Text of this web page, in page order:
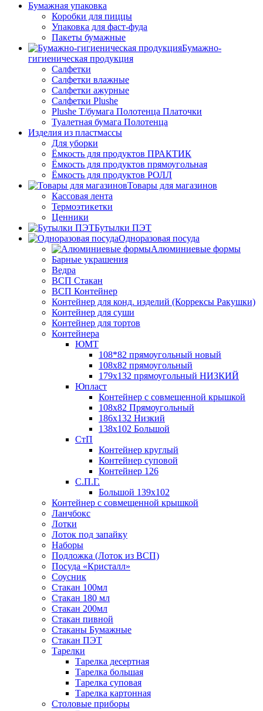
Бумажная упаковка
Коробки для пиццы
Упаковка для фаст-фуда
Пакеты бумажные
Бумажно-
гигиеническая продукция
Салфетки
Салфетки влажные
Салфетки ажурные
Салфетки Plushe
Plushe Т/бумага Полотенца Платочки
Туалетная бумага Полотенца
Изделия из пластмассы
Для уборки
Ёмкость для продуктов ПРАКТИК
Ёмкость для продуктов прямоугольная
Ёмкость для продуктов РОЛЛ
Товары для магазинов
Кассовая лента
Термоэтикетки
Ценники
Бутылки ПЭТ
Одноразовая посуда
Алюминиевые формы
Барные украшения
Ведра
ВСП Стакан
ВСП Контейнер
Контейнер для конд. изделий (Коррексы Ракушки)
Контейнер для суши
Контейнер для тортов
Контейнера
ЮМТ
108*82 прямоугольный новый
108х82 прямоугольный
179х132 прямоугольный НИЗКИЙ
Юпласт
Контейнер с совмещенной крышкой
108х82 Прямоугольный
186х132 Низкий
138х102 Большой
СтП
Контейнер круглый
Контейнер суповой
Контейнер 126
С.П.Г.
Большой 139х102
Контейнер с совмещенной крышкой
Ланчбокс
Лотки
Лоток под запайку
Наборы
Подложка (Лоток из ВСП)
Посуда «Кристалл»
Соусник
Стакан 100мл
Стакан 180 мл
Стакан 200мл
Стакан пивной
Стаканы Бумажные
Стакан ПЭТ
Тарелки
Тарелка десертная
Тарелка большая
Тарелка суповая
Тарелка картонная
Столовые приборы